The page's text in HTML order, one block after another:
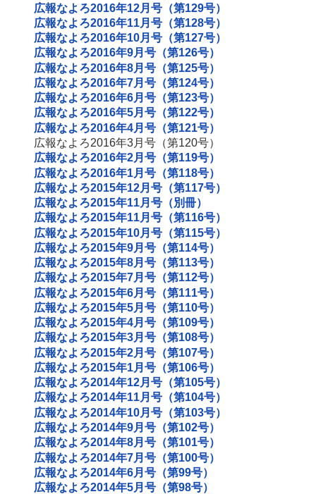
広報なよろ2016年12月号（第129号）
広報なよろ2016年11月号（第128号）
広報なよろ2016年10月号（第127号）
広報なよろ2016年9月号（第126号）
広報なよろ2016年8月号（第125号）
広報なよろ2016年7月号（第124号）
広報なよろ2016年6月号（第123号）
広報なよろ2016年5月号（第122号）
広報なよろ2016年4月号（第121号）
広報なよろ2016年3月号（第120号）
広報なよろ2016年2月号（第119号）
広報なよろ2016年1月号（第118号）
広報なよろ2015年12月号（第117号）
広報なよろ2015年11月号（別冊）
広報なよろ2015年11月号（第116号）
広報なよろ2015年10月号（第115号）
広報なよろ2015年9月号（第114号）
広報なよろ2015年8月号（第113号）
広報なよろ2015年7月号（第112号）
広報なよろ2015年6月号（第111号）
広報なよろ2015年5月号（第110号）
広報なよろ2015年4月号（第109号）
広報なよろ2015年3月号（第108号）
広報なよろ2015年2月号（第107号）
広報なよろ2015年1月号（第106号）
広報なよろ2014年12月号（第105号）
広報なよろ2014年11月号（第104号）
広報なよろ2014年10月号（第103号）
広報なよろ2014年9月号（第102号）
広報なよろ2014年8月号（第101号）
広報なよろ2014年7月号（第100号）
広報なよろ2014年6月号（第99号）
広報なよろ2014年5月号（第98号）